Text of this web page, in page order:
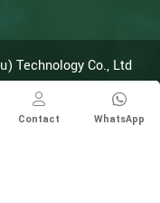
Technology Co., Ltd
en réseau
WhatsApp
Contact